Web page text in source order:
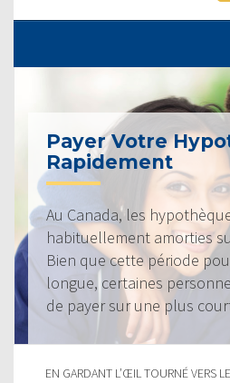
Payer Votre
Rapidement
Au Canada, les
habituellement amorties
Bien que cette période
longue, certaines
de payer sur une plus
EN GARDANT L’ŒIL TOURNÉ VERS